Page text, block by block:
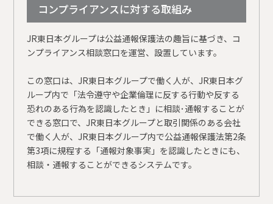
コンプライアンスに対する取組み
JR東日本グループは公益通報保護法の趣旨に基づき、コ
ンプライアンス相談窓口を運営、設置しています。
この窓口は、JR東日本グループで働く人が、JR東日本グ
ループ内で「法令遵守や企業倫理に反する行動や反する
恐れのある行為を認識したとき」に相談･通報することが
できる窓口で、JR東日本グループと取引関係のある会社
で働く人が、JR東日本グループ内で公益通報保護法第2条
第3項に規程する「通報対象事実」を認識したときにも、
相談・通報することができるシステムです。